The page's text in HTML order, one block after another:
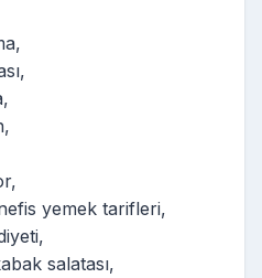
yemek tarifleri,
salatası,